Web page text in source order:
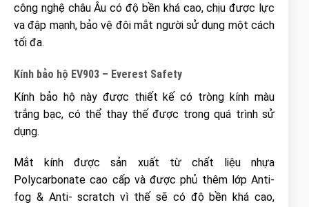
công nghệ châu Âu có độ bền khá cao, chịu được lực
va đập mạnh, bảo vệ đôi mắt người sử dụng một cách
tối đa.
Kính bảo hộ EV903 – Everest Safety
Kính bảo hộ này được thiết kế có tròng kính màu
trắng bạc, có thể thay thế được trong quá trình sử
dụng.
Mắt kính được sản xuất từ chất liệu nhựa
Polycarbonate cao cấp và được phủ thêm lớp Anti-
fog & Anti- scratch vì thế sẽ có độ bền khá cao,